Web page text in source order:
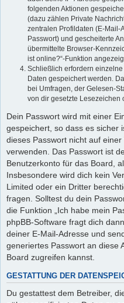
folgenden Aktionen
(dazu zählen Private
zentralen Profildaten (E-Mail-
Passwort) und gescheiterte
übermittelte Browser-
ist online?“-Funktion
Schließlich erfordern
Daten gespeichert werden.
bei Umfragen, der Gelesen-
von dir gesetzte
Dein Passwort wird mit einer
gespeichert, so dass es sicher
dieses Passwort nicht auf
verwenden. Das Passwort ist
Benutzerkonto für das Board,
Insbesondere wird dich kein
Limited oder ein Dritter
fragen. Solltest du dein
die Funktion „Ich habe mein
phpBB-Software fragt dich
deiner E-Mail-Adresse und
generiertes Passwort an diese
Board zugreifen kannst.
GESTATTUNG DER
Du gestattest dem Betreiber,